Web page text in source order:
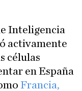
Inteligencia
activamente
células
en España
Francia,